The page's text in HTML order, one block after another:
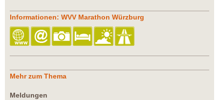
Informationen: WVV Marathon Würzburg
Mehr zum Thema
Meldungen